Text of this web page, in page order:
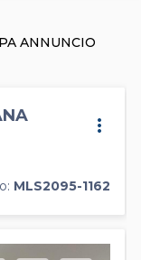
ANNUNCIO
MLS2095-1162
more_vert